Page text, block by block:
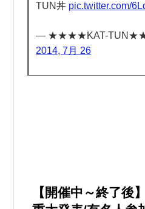
TUN丼 pic.twitter.com/
— ★★★★KAT-
2014, 7月 26
【開催中～終了